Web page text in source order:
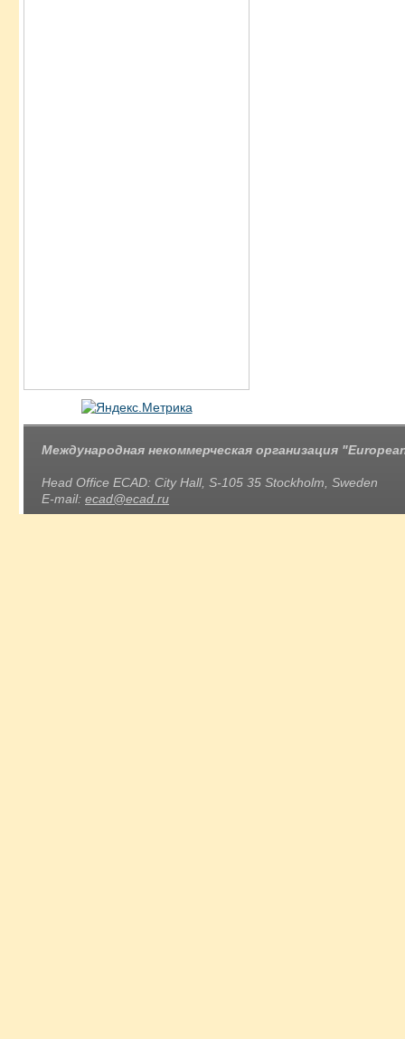
Международная некоммерческая организация
Head Office ECAD: City Hall, S-105 35 Stockholm, Sweden
E-mail: ecad@ecad.ru